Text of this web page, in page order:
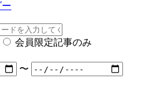
会員限定記事のみ
〜